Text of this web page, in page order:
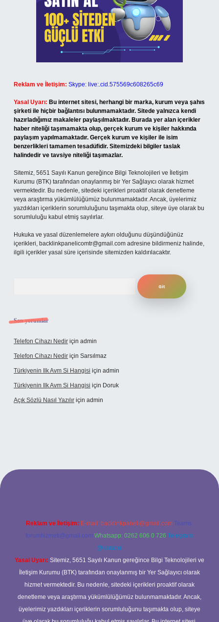
Reklam ve İletişim: Skype: live:.cid.575569c608265c69
Yasal Uyarı: Bu internet sitesi, herhangi bir marka, kurum veya şahıs
şirketi ile hiçbir bağlantısı bulunmamaktadır. Sitede yalnızca kendi
hazırladığımız makaleler paylaşılmaktadır. Burada yer alan içerikler
haber niteliği taşımamakta olup, gerçek kurum ve kişiler hakkında
paylaşım yapılmamaktadır. Gerçek kurum ve kişiler ile isim
benzerlikleri tamamen tesadüfidir. Sitemizdeki bilgiler taslak
halindedir ve tavsiye niteliği taşımazlar.
Sitemiz, 5651 Sayılı Kanun gereğince Bilgi Teknolojileri ve İletişim
Kurumu (BTK) tarafından onaylanmış bir Yer Sağlayıcı olarak hizmet
vermektedir. Bu nedenle, sitedeki içerikleri proaktif olarak denetleme
veya araştırma yükümlülüğümüz bulunmamaktadır. Ancak, üyelerimiz
yazdıkları içeriklerin sorumluluğunu taşımakta olup, siteye üye olarak bu
sorumluluğu kabul etmiş sayılırlar.
Hukuka ve yasal düzenlemelere aykırı olduğunu düşündüğünüz
içerikleri, backlinkpanelicomtr@gmail.com adresine bildirmeniz halinde,
ilgili içerikler yasal süre içerisinde sitemizden kaldırılacaktır.
Son yorumlar
Telefon Cihazı Nedir için admin
Telefon Cihazı Nedir için Sarsılmaz
Türkiyenin Ilk Avm Si Hangisi için admin
Türkiyenin Ilk Avm Si Hangisi için Doruk
Açık Sözlü Nasıl Yazılır için admin
Reklam ve İletişim: E-mail: backlinkpaneli@gmail.com Teams:
forumhizmeti@gmail.com Whatsapp: 0262 606 0 726 Telegram:
@karabul
Yasal Uyarı: Sitemiz, 5651 Sayılı Kanun gereğince Bilgi Teknolojileri ve
İletişim Kurumu (BTK) tarafından onaylanmış bir Yer Sağlayıcı olarak
hizmet vermektedir. Bu nedenle, sitedeki içerikleri proaktif olarak
denetleme veya araştırma yükümlülüğümüz bulunmamaktadır. Ancak,
üyelerimiz yazdıkları içeriklerin sorumluluğunu taşımakta olup, siteye